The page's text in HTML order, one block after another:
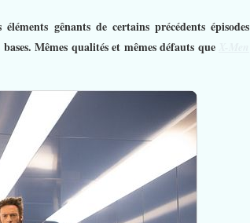
gênants de certains précédents épisodes
Mêmes qualités et mêmes défauts que